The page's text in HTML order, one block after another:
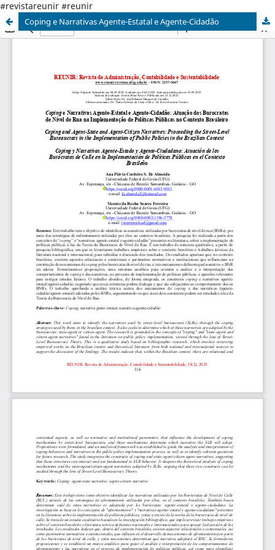
#revistareunir #reunir
Coping e Narrativas Agente-Estatal e Agente-Cidadão